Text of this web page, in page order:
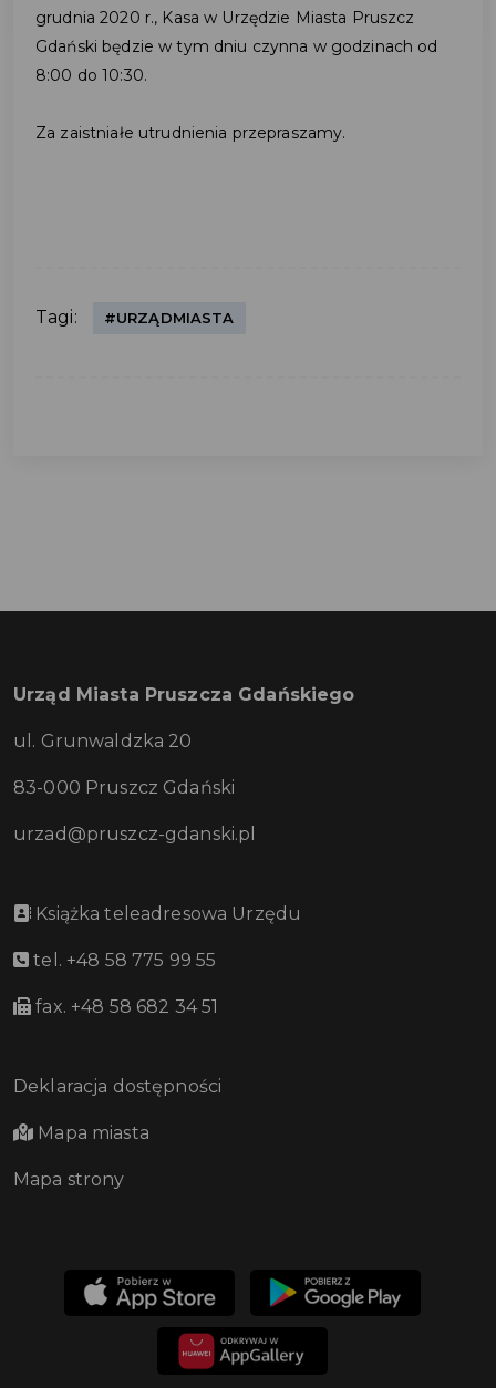
grudnia 2020 r., Kasa w Urzędzie Miasta Pruszcz
Gdański będzie w tym dniu czynna w godzinach od
8:00 do 10:30.
Za zaistniałe utrudnienia przepraszamy.
Tagi: #URZĄDMIASTA
Urząd Miasta Pruszcza Gdańskiego
ul. Grunwaldzka 20
83-000 Pruszcz Gdański
urzad@pruszcz-gdanski.pl
Książka teleadresowa Urzędu
tel. +48 58 775 99 55
fax. +48 58 682 34 51
Deklaracja dostępności
Mapa miasta
Mapa strony